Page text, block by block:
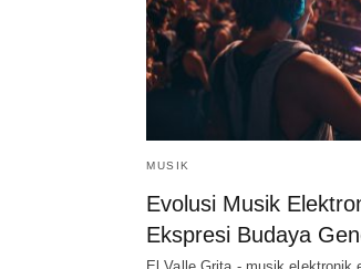
MUSIK
Evolusi Musik
Ekspresi Budaya